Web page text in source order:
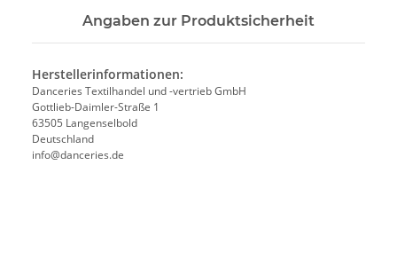
Angaben zur Produktsicherheit
Herstellerinformationen:
Danceries Textilhandel und -vertrieb GmbH
Gottlieb-Daimler-Straße 1
63505 Langenselbold
Deutschland
info@danceries.de